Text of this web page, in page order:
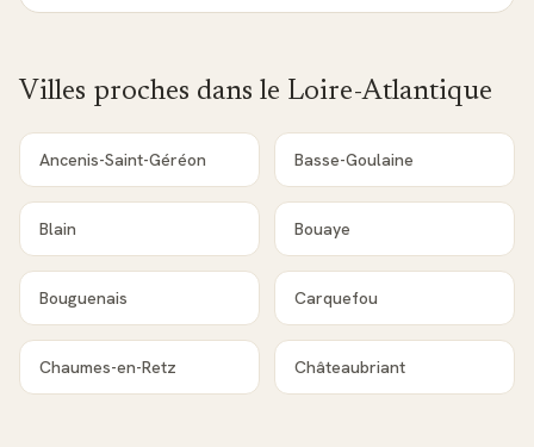
Villes proches dans le Loire-Atlantique
Ancenis-Saint-Géréon Basse-Goulaine
Blain Bouaye
Bouguenais Carquefou
Chaumes-en-Retz Châteaubriant